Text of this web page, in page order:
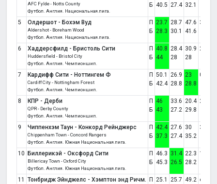
AFC Fylde - Notts County
Футбол. Англия. Национальная лига.
Б 40.5 27.4 32.1
5 Олдершот - Бохэм Вуд
Aldershot - Boreham Wood
Футбол. Англия. Национальная лига.
П
Б
23.7
28.3
28.7
30.1
47.6
41.6
3:2
6 Хаддерсфилд - Бристоль Сити
Huddersfield - Bristol City
Футбол. Англия. Чемпионшип.
П
Б
40.8
44
28.4
28
30.9
28
2:1
7 Кардифф Сити - Ноттингем Ф
Cardiff City - Nottingham Forest
Футбол. Англия. Чемпионшип.
П
Б
50.1
42.4
26.9
28.8
23
28.8
0:1
8 КПР - Дерби
QPR - Derby County
Футбол. Англия. Чемпионшип.
П
Б
46
43
33.6
27.2
20.4
29.8
2:1
9 Чиппенхэм Таун - Конкорд Рейнджерс
Chippenham Town - Concord Rangers
Футбол. Англия. Южная Национальная лига.
П
Б
42.4
37.3
27.6
27.4
30
35.2
3:0
10 Биллерикэй - Оксфорд Сити
Billericay Town - Oxford City
Футбол. Англия. Южная Национальная лига.
П
Б
46.3
45.3
31.4
26.5
22.3
28.2
1:1
11 Тонбридж Эйнджелс - Хэмптон энд Ричм.
П 25.1
25.7 49.2